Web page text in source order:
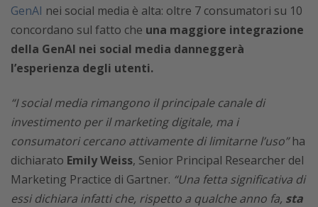
GenAI nei social media è alta: oltre 7 consumatori su 10
concordano sul fatto che una maggiore integrazione
della GenAI nei social media danneggerà
l’esperienza degli utenti.
“I social media rimangono il principale canale di
investimento per il marketing digitale, ma i
consumatori cercano attivamente di limitarne l’uso”ha
dichiarato Emily Weiss, Senior Principal Researcher del
Marketing Practice di Gartner. “Una fetta significativa di
essi dichiara infatti che, rispetto a qualche anno fa, sta